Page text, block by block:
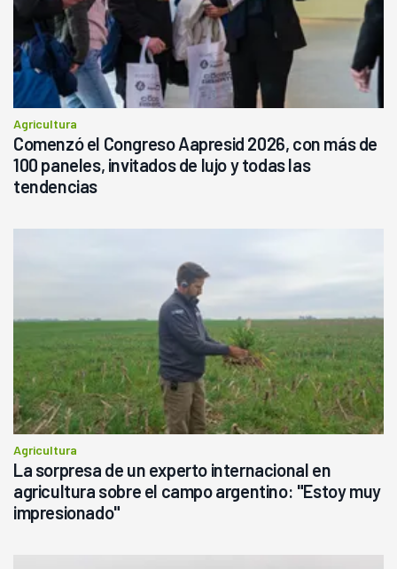
Agricultura
Comenzó el Congreso Aapresid 2026, con más de
100 paneles, invitados de lujo y todas las
tendencias
Agricultura
La sorpresa de un experto internacional en
agricultura sobre el campo argentino: "Estoy muy
impresionado"